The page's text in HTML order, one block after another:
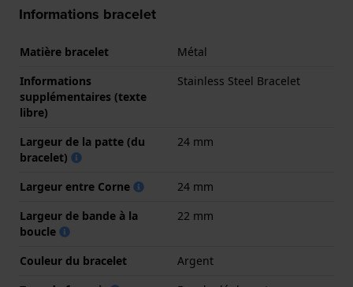
Informations bracelet
Matière bracelet
Métal
Informations
supplémentaires (texte
libre)
Stainless Steel Bracelet
Largeur de la patte (du
bracelet)
24 mm
Largeur entre Corne
24 mm
Largeur de bande à la
boucle
22 mm
Couleur du bracelet
Argent